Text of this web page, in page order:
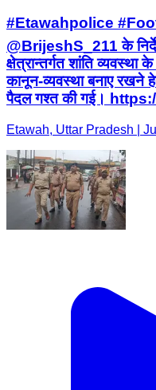
#Etawahpolice
@BrijeshS_211 के
क्षेत्रान्तर्गत शांति व्यवस्था
कानून-व्यवस्था बनाए रखने
पैदल गश्त की गई।
Etawah, Uttar Pradesh |